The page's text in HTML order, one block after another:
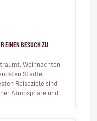
EINEN BESUCH ZU
Weihnachten
Städte
Reiseziele sind
Atmosphäre und